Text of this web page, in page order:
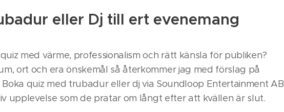
eller Dj till ert evenemang
med värme, professionalism och rätt känsla för publiken?
ort och era önskemål så återkommer jag med förslag på
quiz med trubadur eller dj via Soundloop Entertainment AB
upplevelse som de pratar om långt efter att kvällen är slut.